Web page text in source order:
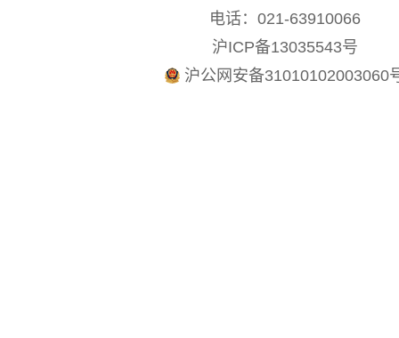
电话：021-63910066
沪ICP备13035543号
沪公网安备31010102003060